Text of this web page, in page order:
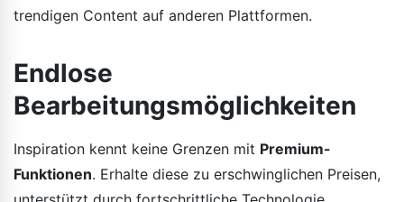
trendigen Content auf anderen Plattformen.
Endlose
Bearbeitungsmöglichkeiten
Inspiration kennt keine Grenzen mit Premium-
Funktionen. Erhalte diese zu erschwinglichen Preisen,